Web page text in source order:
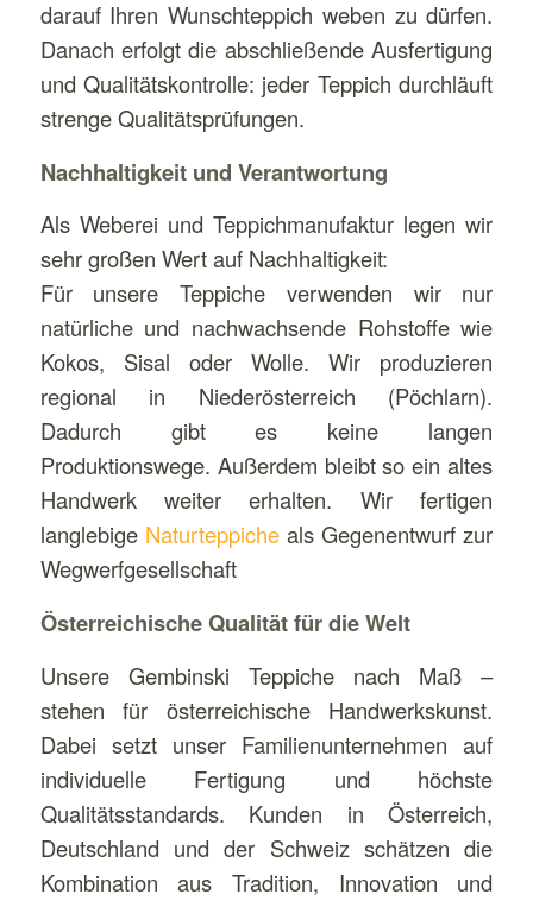
darauf Ihren Wunschteppich weben zu dürfen.
Danach erfolgt die abschließende Ausfertigung
und Qualitätskontrolle: jeder Teppich durchläuft
strenge Qualitätsprüfungen.
Nachhaltigkeit und Verantwortung
Als Weberei und Teppichmanufaktur legen wir
sehr großen Wert auf Nachhaltigkeit:
Für unsere Teppiche verwenden wir nur
natürliche und nachwachsende Rohstoffe wie
Kokos, Sisal oder Wolle. Wir produzieren
regional in Niederösterreich (Pöchlarn).
Dadurch gibt es keine langen
Produktionswege. Außerdem bleibt so ein altes
Handwerk weiter erhalten. Wir fertigen
langlebige Naturteppicheals Gegenentwurf zur
Wegwerfgesellschaft
Österreichische Qualität für die Welt
Unsere Gembinski Teppiche nach Maß –
stehen für österreichische Handwerkskunst.
Dabei setzt unser Familienunternehmen auf
individuelle Fertigung und höchste
Qualitätsstandards. Kunden in Österreich,
Deutschland und der Schweiz schätzen die
Kombination aus Tradition, Innovation und